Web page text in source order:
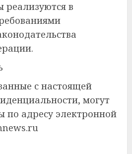
в
с настоящей
могут
по адресу электронной